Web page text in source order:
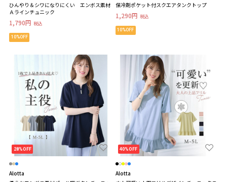
ひんやり＆シワになりにくい エンボス素材
Ａラインチュニック
1,790円 税込
10%OFF
保冷剤ポケット付スクエアタンクトップ
1,290円 税込
10%OFF
28%OFF
Alotta
40%OFF
Alotta